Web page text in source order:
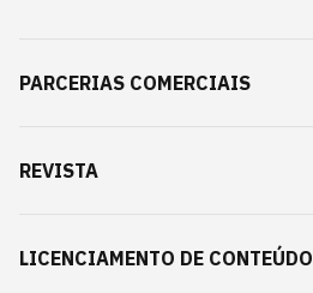
PARCERIAS COMERCIAIS
REVISTA
LICENCIAMENTO DE CONTEÚDO